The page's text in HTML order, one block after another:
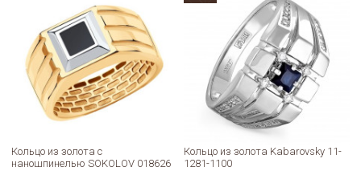
Кольцо из золота с
наношпинелью SOKOLOV 018626
Кольцо из золота Kabarovsky 11-
1281-1100